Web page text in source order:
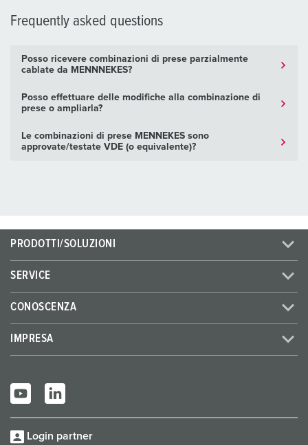
Frequently asked questions
Posso ricevere combinazioni di prese parzialmente
cablate da MENNNEKES?
Posso effettuare delle modifiche alla combinazione di
prese o ampliarla?
Le combinazioni di prese MENNEKES sono
approvate/testate VDE (o equivalente)?
PRODOTTI/SOLUZIONI
SERVICE
CONOSCENZA
IMPRESA
Login partner